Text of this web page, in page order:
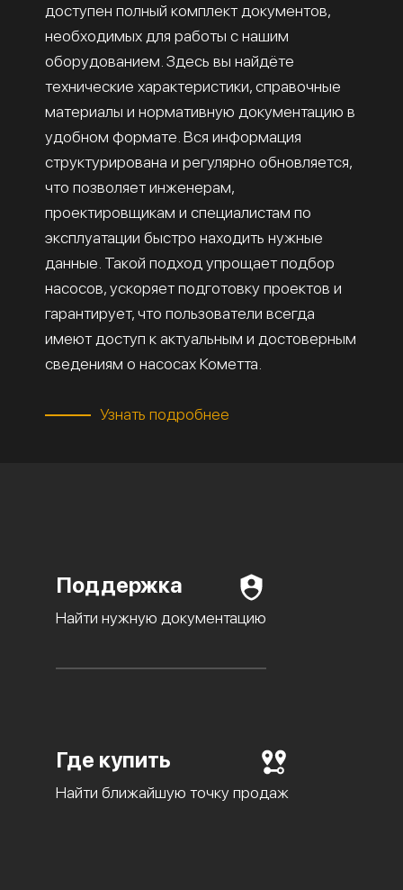
доступен полный комплект документов,
необходимых для работы с нашим
оборудованием. Здесь вы найдёте
технические характеристики, справочные
материалы и нормативную документацию в
удобном формате. Вся информация
структурирована и регулярно обновляется,
что позволяет инженерам,
проектировщикам и специалистам по
эксплуатации быстро находить нужные
данные. Такой подход упрощает подбор
насосов, ускоряет подготовку проектов и
гарантирует, что пользователи всегда
имеют доступ к актуальным и достоверным
сведениям о насосах Кометта.
Узнать подробнее
Поддержка
Найти нужную документацию
Где купить
Найти ближайшую точку продаж